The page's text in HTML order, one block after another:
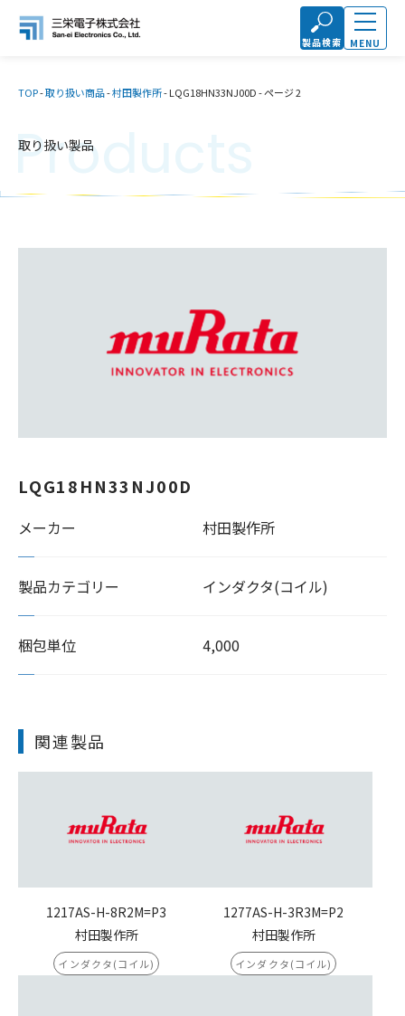
製品検索 MENU
TOP-取り扱い商品-村田製作所-LQG18HN33NJ00D-ページ 2
取り扱い製品
Products
LQG18HN33NJ00D
メーカー 村田製作所
製品カテゴリー インダクタ(コイル)
梱包単位 4,000
関連製品
1217AS-H-8R2M=P3
村田製作所
インダクタ(コイル)
1277AS-H-3R3M=P2
村田製作所
インダクタ(コイル)